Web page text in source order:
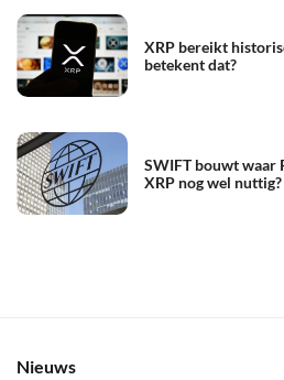
XRP bereikt
betekent dat?
SWIFT bouwt waar
XRP nog wel nuttig?
Nieuws